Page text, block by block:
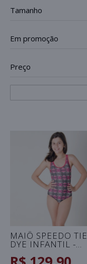
tamanho
em promoção
preço
MAIÔ SPEEDO TIE
DYE INFANTIL -